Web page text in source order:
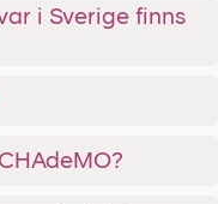
i Sverige finns